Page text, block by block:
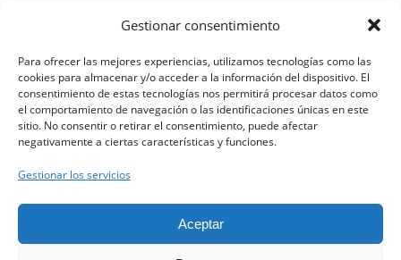
Gestionar consentimiento
Para ofrecer las mejores experiencias, utilizamos tecnologías como las
cookies para almacenar y/o acceder a la información del dispositivo. El
consentimiento de estas tecnologías nos permitirá procesar datos como
el comportamiento de navegación o las identificaciones únicas en este
sitio. No consentir o retirar el consentimiento, puede afectar
negativamente a ciertas características y funciones.
Gestionar los servicios
Aceptar
proyectos
anterior
Joan Clarós, l’heroi figuerenc oblidat pel pas
del temps
SIGUIENTE
Proyecto
siguiente
74 Curso de disección del Hueso Temporal.
Clínica Clarós ©